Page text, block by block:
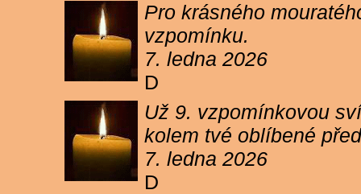
Pro krásného
vzpomínku.
7. ledna 2026
D
Už 9. vzpomínkovou
kolem tvé oblíbené
7. ledna 2026
D